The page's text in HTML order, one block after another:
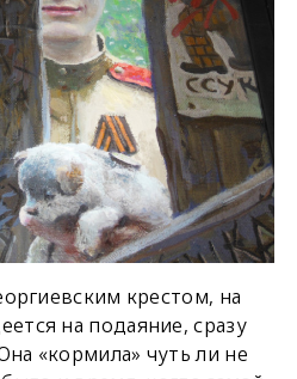
крестом, на
на подаяние, сразу
«кормила» чуть ли не